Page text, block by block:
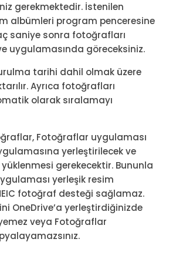
gerekmektedir. İstenilen
albümleri program penceresine
saniye sonra fotoğrafları
uygulamasında göreceksiniz.
tarihi dahil olmak üzere
Ayrıca fotoğrafları
olarak sıralamayı
Fotoğraflar uygulaması
yerleştirilecek ve
yüklenmesi gerekecektir. Bununla
yerleşik resim
fotoğraf desteği sağlamaz.
OneDrive’a yerleştirdiğinizde
veya Fotoğraflar